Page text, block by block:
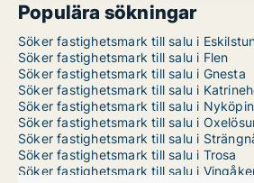
Populära sökningar
Söker fastighetsmark till salu i
Söker fastighetsmark till salu i Flen
Söker fastighetsmark till salu i Gnesta
Söker fastighetsmark till salu i
Söker fastighetsmark till salu i
Söker fastighetsmark till salu i
Söker fastighetsmark till salu i
Söker fastighetsmark till salu i Trosa
Söker fastighetsmark till salu i